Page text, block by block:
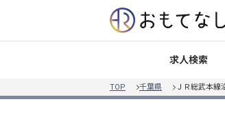
求人検索
TOP 千葉県 ＪＲ総武本線